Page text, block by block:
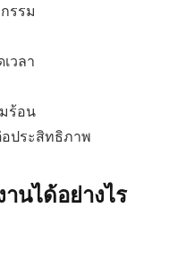
รรม
วลา
ร้อน
ประสิทธิภาพ
นได้อย่างไร